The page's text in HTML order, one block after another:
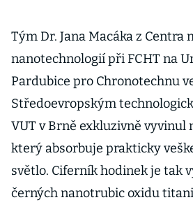
Tým Dr. Jana Macáka z Centra
nanotechnologií při FCHT na
Pardubice pro Chronotechnu
Středoevropským
VUT v Brně exkluzivně vyvinul
který absorbuje prakticky
světlo. Ciferník hodinek je tak
černých nanotrubic oxidu